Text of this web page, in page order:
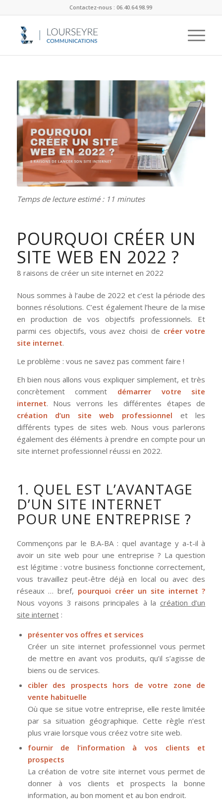
Contactez-nous : 06.40.64.98.99
Temps de lecture estimé : 11 minutes
POURQUOI CRÉER UN
SITE WEB EN 2022 ?
8 raisons de créer un site internet en 2022
Nous sommes à l’aube de 2022 et c’est la période des
bonnes résolutions. C’est également l’heure de la mise
en production de vos objectifs professionnels. Et
parmi ces objectifs, vous avez choisi de créer votre
site internet.
Le problème : vous ne savez pas comment faire !
Eh bien nous allons vous expliquer simplement, et très
concrètement comment démarrer votre site
internet. Nous verrons les différentes étapes de
création d’un site web professionnel et les
différents types de sites web. Nous vous parlerons
également des éléments à prendre en compte pour un
site internet professionnel réussi en 2022.
1. QUEL EST L’AVANTAGE
D’UN SITE INTERNET
POUR UNE ENTREPRISE ?
Commençons par le B.A-BA : quel avantage y a-t-il à
avoir un site web pour une entreprise ? La question
est légitime : votre business fonctionne correctement,
vous travaillez peut-être déjà en local ou avec des
réseaux … bref, pourquoi créer un site internet ?
Nous voyons 3 raisons principales à la création d’un
site internet:
présenter vos offres et services
Créer un site internet professionnel vous permet
de mettre en avant vos produits, qu’il s’agisse de
biens ou de services.
cibler des prospects hors de votre zone de
vente habituelle
Où que se situe votre entreprise, elle reste limitée
par sa situation géographique. Cette règle n’est
plus vraie lorsque vous créez votre site web.
fournir de l’information à vos clients et
prospects
La création de votre site internet vous permet de
donner à vos clients et prospects la bonne
information, au bon moment et au bon endroit.